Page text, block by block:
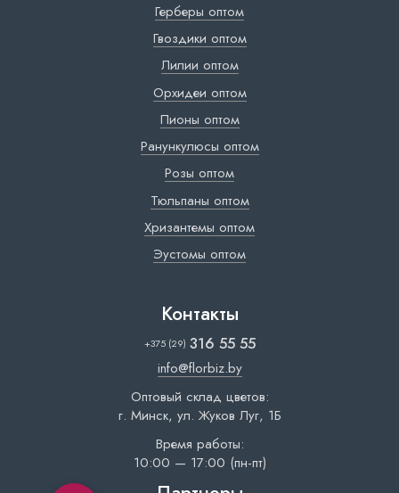
Герберы оптом
Гвоздики оптом
Лилии оптом
Орхидеи оптом
Пионы оптом
Ранункулюсы оптом
Розы оптом
Тюльпаны оптом
Хризантемы оптом
Эустомы оптом
Контакты
+375 (29) 316 55 55
info@florbiz.by
Оптовый склад цветов:
г. Минск, ул. Жуков Луг, 1Б
Время работы:
10:00 — 17:00 (пн-пт)